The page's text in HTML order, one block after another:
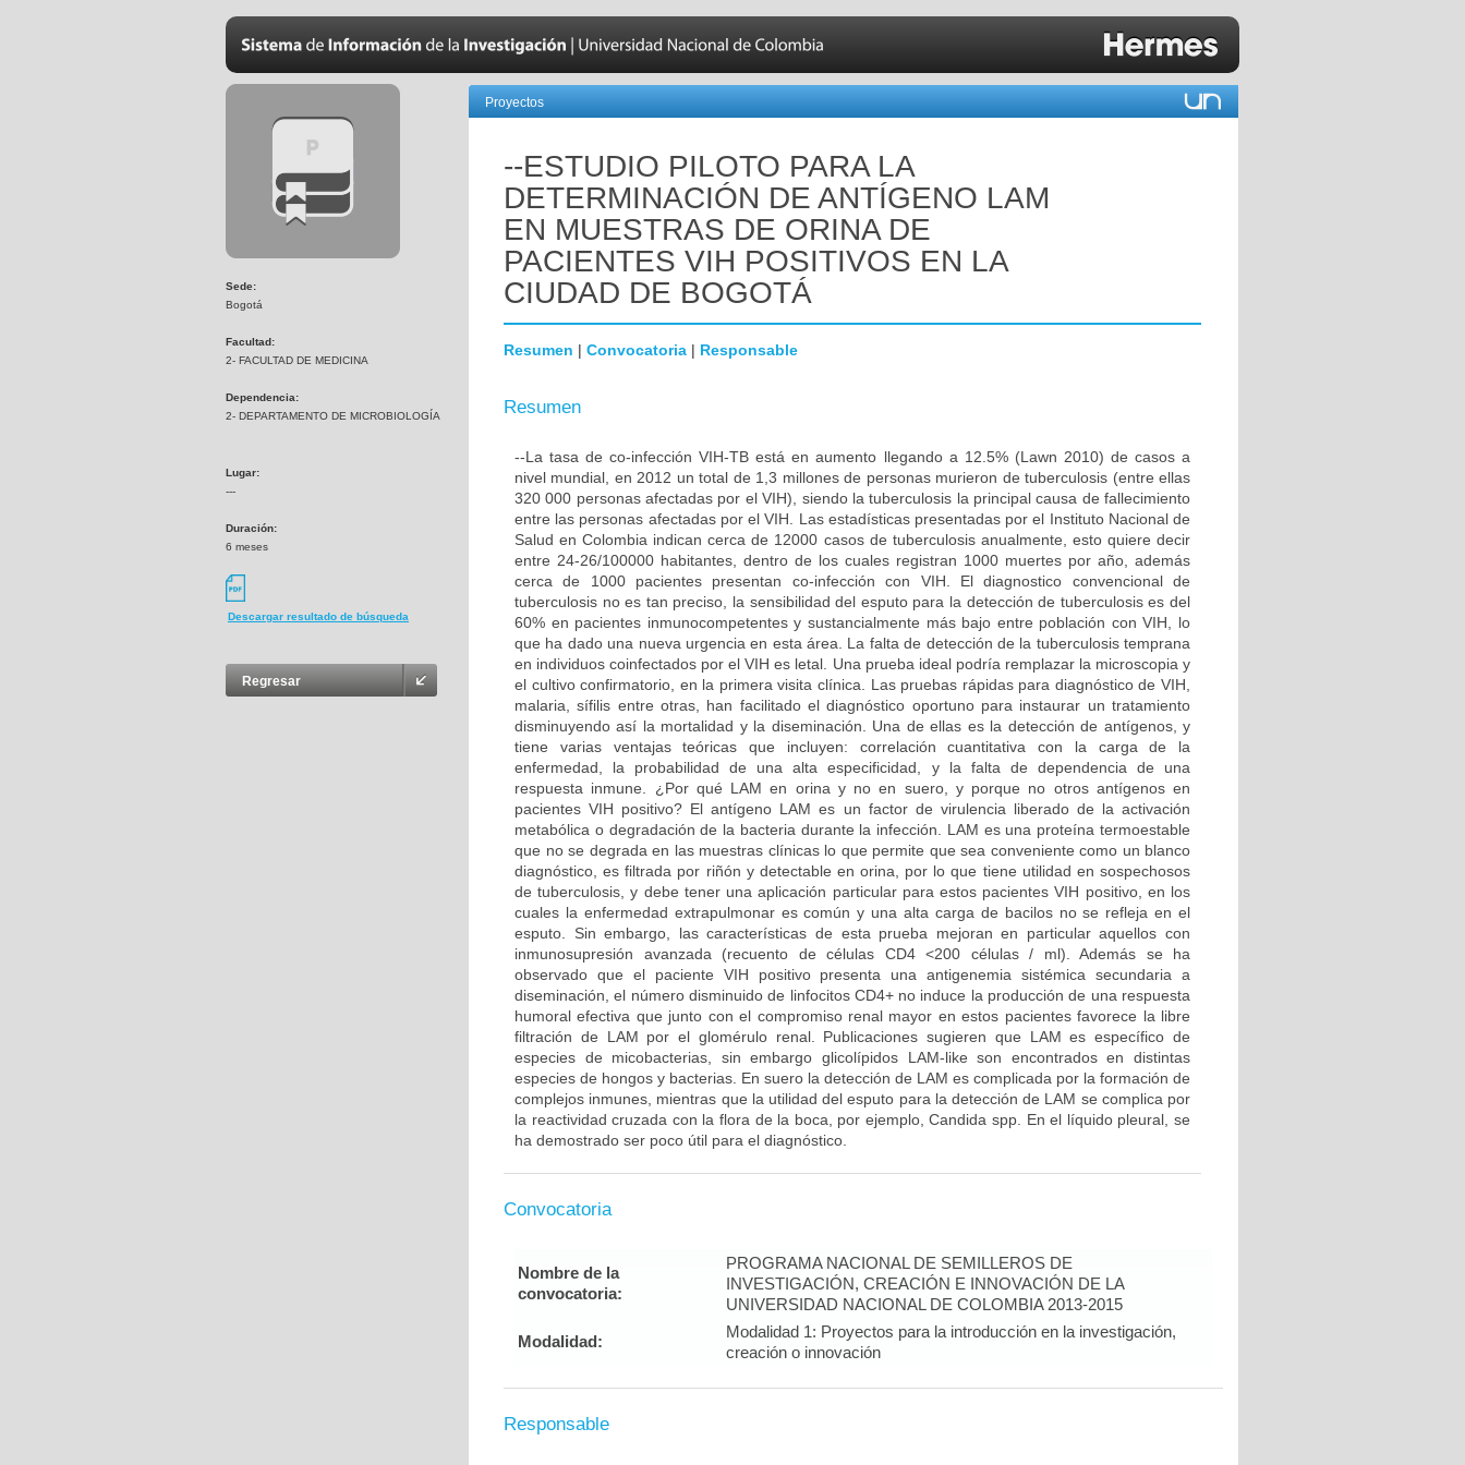
Sede:
Bogotá
Facultad:
2- FACULTAD DE MEDICINA
Dependencia:
2- DEPARTAMENTO DE MICROBIOLOGÍA
Lugar:
---
Duración:
6 meses
Descargar resultado de búsqueda
Regresar
Proyectos
--ESTUDIO PILOTO PARA LA
DETERMINACIÓN DE ANTÍGENO LAM
EN MUESTRAS DE ORINA DE
PACIENTES VIH POSITIVOS EN LA
CIUDAD DE BOGOTÁ
Resumen | Convocatoria | Responsable
Resumen
--La tasa de co-infección VIH-TB está en aumento llegando a 12.5% (Lawn 2010) de casos a
nivel mundial, en 2012 un total de 1,3 millones de personas murieron de tuberculosis (entre ellas
320 000 personas afectadas por el VIH), siendo la tuberculosis la principal causa de fallecimiento
entre las personas afectadas por el VIH. Las estadísticas presentadas por el Instituto Nacional de
Salud en Colombia indican cerca de 12000 casos de tuberculosis anualmente, esto quiere decir
entre 24-26/100000 habitantes, dentro de los cuales registran 1000 muertes por año, además
cerca de 1000 pacientes presentan co-infección con VIH. El diagnostico convencional de
tuberculosis no es tan preciso, la sensibilidad del esputo para la detección de tuberculosis es del
60% en pacientes inmunocompetentes y sustancialmente más bajo entre población con VIH, lo
que ha dado una nueva urgencia en esta área. La falta de detección de la tuberculosis temprana
en individuos coinfectados por el VIH es letal. Una prueba ideal podría remplazar la microscopia y
el cultivo confirmatorio, en la primera visita clínica. Las pruebas rápidas para diagnóstico de VIH,
malaria, sífilis entre otras, han facilitado el diagnóstico oportuno para instaurar un tratamiento
disminuyendo así la mortalidad y la diseminación. Una de ellas es la detección de antígenos, y
tiene varias ventajas teóricas que incluyen: correlación cuantitativa con la carga de la
enfermedad, la probabilidad de una alta especificidad, y la falta de dependencia de una
respuesta inmune. ¿Por qué LAM en orina y no en suero, y porque no otros antígenos en
pacientes VIH positivo? El antígeno LAM es un factor de virulencia liberado de la activación
metabólica o degradación de la bacteria durante la infección. LAM es una proteína termoestable
que no se degrada en las muestras clínicas lo que permite que sea conveniente como un blanco
diagnóstico, es filtrada por riñón y detectable en orina, por lo que tiene utilidad en sospechosos
de tuberculosis, y debe tener una aplicación particular para estos pacientes VIH positivo, en los
cuales la enfermedad extrapulmonar es común y una alta carga de bacilos no se refleja en el
esputo. Sin embargo, las características de esta prueba mejoran en particular aquellos con
inmunosupresión avanzada (recuento de células CD4 <200 células / ml). Además se ha
observado que el paciente VIH positivo presenta una antigenemia sistémica secundaria a
diseminación, el número disminuido de linfocitos CD4+ no induce la producción de una respuesta
humoral efectiva que junto con el compromiso renal mayor en estos pacientes favorece la libre
filtración de LAM por el glomérulo renal. Publicaciones sugieren que LAM es específico de
especies de micobacterias, sin embargo glicolípidos LAM-like son encontrados en distintas
especies de hongos y bacterias. En suero la detección de LAM es complicada por la formación de
complejos inmunes, mientras que la utilidad del esputo para la detección de LAM se complica por
la reactividad cruzada con la flora de la boca, por ejemplo, Candida spp. En el líquido pleural, se
ha demostrado ser poco útil para el diagnóstico.
Convocatoria
Nombre de la
convocatoria:
PROGRAMA NACIONAL DE SEMILLEROS DE
INVESTIGACIÓN, CREACIÓN E INNOVACIÓN DE LA
UNIVERSIDAD NACIONAL DE COLOMBIA 2013-2015
Modalidad:
Modalidad 1: Proyectos para la introducción en la investigación,
creación o innovación
Responsable